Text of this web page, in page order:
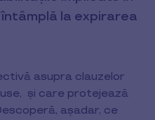
la expirarea
asupra clauzelor
și care protejează
așadar, ce